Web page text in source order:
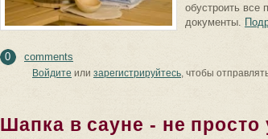
обустроить все
документы.
0 comments
Войдите или зарегистрируйтесь, чтобы
Шапка в сауне - не просто